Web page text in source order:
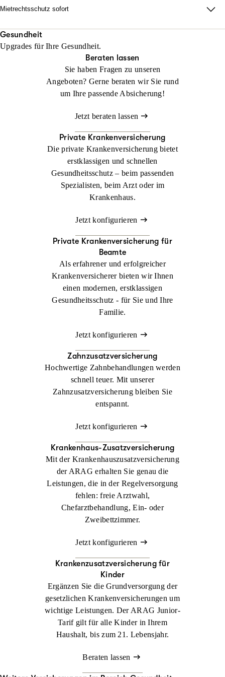
Jetzt konfigurieren
keinen Anwalt beauftragt haben!
Jetzt konfigurieren Beraten lassen
Mietrechtsschutz sofort
übernehmen Ihre Anwalts- und Gerichtskosten und geben
sofortige Rückendeckung bei Streit rund ums Wohnen.
Jetzt konfigurieren Beraten lassen
Gesundheit
Upgrades für Ihre Gesundheit.
Beraten lassen
Sie haben Fragen zu unseren
Angeboten? Gerne beraten wir Sie rund
um Ihre passende Absicherung!
Jetzt beraten lassen
Private Krankenversicherung
Die private Krankenversicherung bietet
erstklassigen und schnellen
Gesundheitsschutz – beim passenden
Spezialisten, beim Arzt oder im
Krankenhaus.
Jetzt konfigurieren
Private Kranken­versicherung für
Beamte
Als erfahrener und erfolgreicher
Krankenversicherer bieten wir Ihnen
einen modernen, erstklassigen
Gesundheitsschutz - für Sie und Ihre
Familie.
Jetzt konfigurieren
Zahnzusatzversicherung
Hochwertige Zahnbehandlungen werden
schnell teuer. Mit unserer
Zahnzusatzversicherung bleiben Sie
entspannt.
Jetzt konfigurieren
Krankenhaus-Zusatzversicherung
Mit der Krankenhaus­zusatzversicherung
der ARAG erhalten Sie genau die
Leistungen, die in der Regelversorgung
fehlen: freie Arztwahl,
Chefarztbehandlung, Ein- oder
Zweibettzimmer.
Jetzt konfigurieren
Krankenzusatz­versicherung für
Kinder
Ergänzen Sie die Grundversorgung der
gesetzlichen Krankenversicherungen um
wichtige Leistungen. Der ARAG Junior-
Tarif gilt für alle Kinder in Ihrem
Haushalt, bis zum 21. Lebensjahr.
Beraten lassen